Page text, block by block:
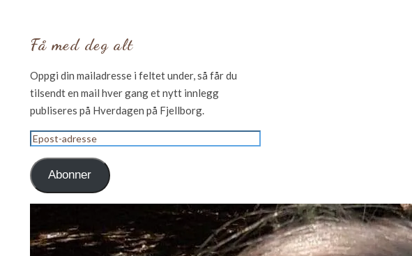
Få med deg alt
Oppgi din mailadresse i feltet under, så får du
tilsendt en mail hver gang et nytt innlegg
publiseres på Hverdagen på Fjellborg.
Epost-
adresse
Abonner